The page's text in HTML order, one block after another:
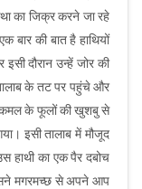
का जिक्र करने जा रहे
बार की बात है हाथियों
दौरान उन्हें जोर की
के तट पर पहुंचे और
कमल के फूलों की खुशबु से
इसी तालाब में मौजूद
हाथी का एक पैर दबोच
मगरमच्छ से अपने आप